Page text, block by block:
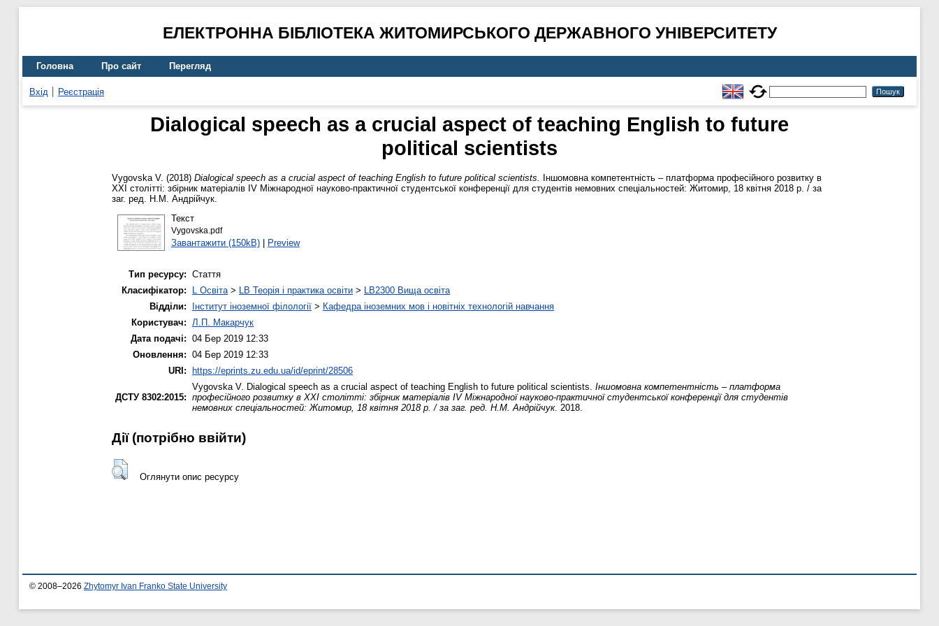
ЕЛЕКТРОННА БІБЛІОТЕКА ЖИТОМИРСЬКОГО ДЕРЖАВНОГО УНІВЕРСИТЕТУ
Головна Про сайт Перегляд
Вхід Реєстрація
Dialogical speech as a crucial aspect of teaching English to future
political scientists
Vygovska V. (2018) Dialogical speech as a crucial aspect of teaching English to future political scientists.
Іншомовна компетентність – платформа професійного розвитку в
ХХІ столітті: збірник матеріалів ІV Міжнародної науково-практичної студентської конференції для студентів немовних спеціальностей: Житомир, 18 квітня 2018 р. / за
заг. ред. Н.М. Андрійчук.
Текст
Vygovska.pdf
Завантажити (150kB)| Preview
Тип ресурсу: Стаття
Класифікатор:
L Освіта> LB Теорія і практика освіти > LB2300 Вища освіта
Відділи:
Інститут іноземної філології > Кафедра іноземних мов і новітніх технологій навчання
Користувач: Л.П. Макарчук
Дата подачі: 04 Бер 2019 12:33
Оновлення: 04 Бер 2019 12:33
URI:
https://eprints.zu.edu.ua/id/eprint/28506
ДСТУ 8302:2015:
Vygovska V. Dialogical speech as a crucial aspect of teaching English to future political scientists. Іншомовна компетентність – платформа
професійного розвитку в ХХІ столітті: збірник матеріалів ІV Міжнародної науково-практичної студентської конференції для студентів
немовних спеціальностей: Житомир, 18 квітня 2018 р. / за заг. ред. Н.М. Андрійчук. 2018.
Дії ​​(потрібно ввійти)
Оглянути опис ресурсу
© 2008–2026 Zhytomyr Ivan Franko State University